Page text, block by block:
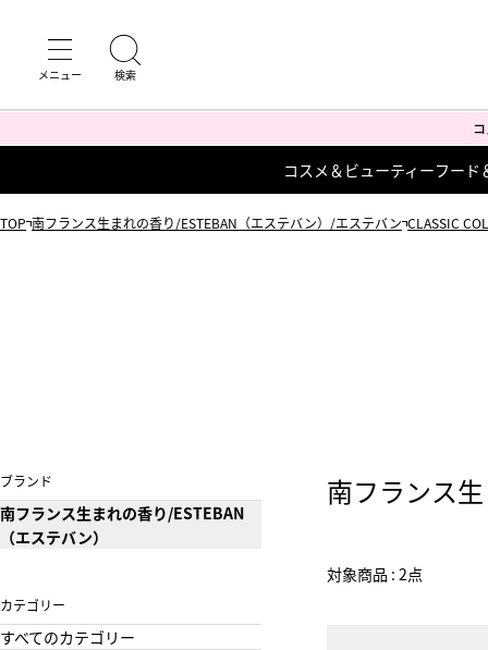
コスメ＆ビューティーフード
TOP 南フランス生まれの香り/ESTEBAN（エステバン）/エステバン CLASSIC
南フランス
対象商品 : 2点
ブランド
南フランス生まれの香り/ESTEBAN
（エステバン）
カテゴリー
すべてのカテゴリー